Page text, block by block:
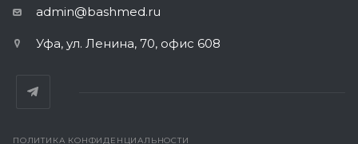
admin@bashmed.ru
Уфа, ул. Ленина, 70, офис 608
ПОЛИТИКА КОНФИДЕНЦИАЛЬНОСТИ